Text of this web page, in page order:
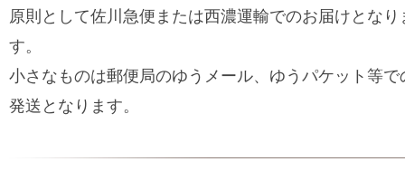
原則として佐川急便または西濃運輸でのお届けとなり
す。
小さなものは郵便局のゆうメール、ゆうパケット等で
発送となります。